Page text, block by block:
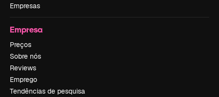
Empresas
Empresa
Preços
Sobre nós
Reviews
Emprego
Tendências de pesquisa